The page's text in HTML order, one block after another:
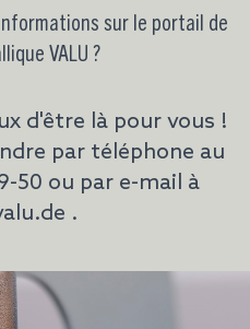
sur le portail de
VALU ?
d'être là pour vous !
par téléphone au
50 ou par e-mail à
.